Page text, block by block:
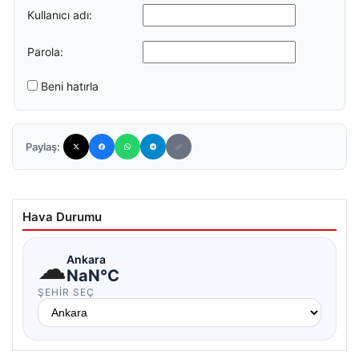
Kullanıcı adı:
Parola:
Beni hatırla
Paylaş:
Hava Durumu
☁Ankara
NaN°C
ŞEHIR SEÇ